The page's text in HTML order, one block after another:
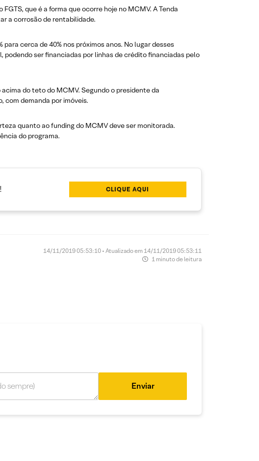
que é a forma que ocorre hoje no MCMV. A Tenda
a corrosão de rentabilidade.
cerca de 40% nos próximos anos. No lugar desses
ser financiadas por linhas de crédito financiadas pelo
do teto do MCMV. Segundo o presidente da
com demanda por imóveis.
quanto ao funding do MCMV deve ser monitorada.
do programa.
CLIQUE AQUI
14/11/2019 05:53:10 • Atualizado em 14/11/2019 05:53:11
1 minuto de leitura
Enviar